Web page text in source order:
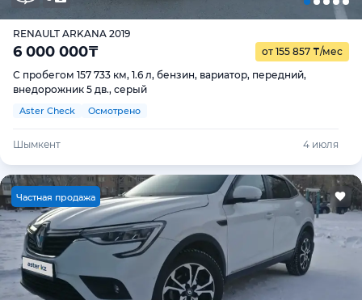
RENAULT ARKANA 2019
6 000 000₸ от 155 857 ₸/мес
С пробегом 157 733 км, 1.6 л, бензин, вариатор, передний,
внедорожник 5 дв., серый
Aster Check Осмотрено
Шымкент 4 июля
Частная продажа